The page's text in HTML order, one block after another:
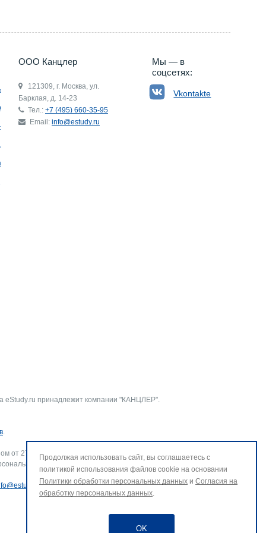
ООО Канцлер
121309, г. Москва, ул.
Барклая, д. 14-23
Тел.: +7 (495) 660-35-95
Email: info@estudy.ru
Мы — в
соцсетях:
Vkontakte
eStudy.ru принадлежит компании "КАНЦЛЕР".
.
от 27.07.2006 г. № 152-ФЗ «О персональных данных».
данных и использование файлов cookie. В случае
.
Продолжая использовать сайт, вы соглашаетесь с
политикой использования файлов cookie на основании
Политики обработки персональных данных и Согласия на
обработку персональных данных.
OK